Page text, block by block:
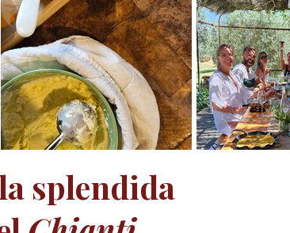
splendida